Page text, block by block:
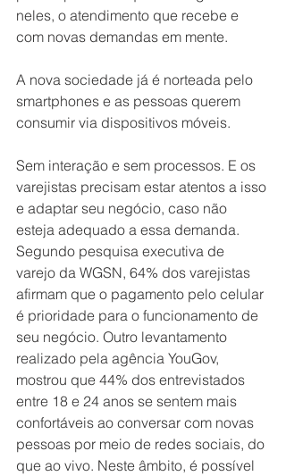
neles, o atendimento que recebe e
com novas demandas em mente.
A nova sociedade já é norteada pelo
smartphones e as pessoas querem
consumir via dispositivos móveis.
Sem interação e sem processos. E os
varejistas precisam estar atentos a isso
e adaptar seu negócio, caso não
esteja adequado a essa demanda.
Segundo pesquisa executiva de
varejo da WGSN, 64% dos varejistas
afirmam que o pagamento pelo celular
é prioridade para o funcionamento de
seu negócio. Outro levantamento
realizado pela agência YouGov,
mostrou que 44% dos entrevistados
entre 18 e 24 anos se sentem mais
confortáveis ao conversar com novas
pessoas por meio de redes sociais, do
que ao vivo. Neste âmbito, é possível